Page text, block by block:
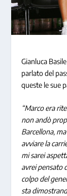
Gianluca
parlato del
queste le sue
“Marco era
non andò
Barcellona,
avviare la
mi sarei
avrei pensato
colpo del
sta